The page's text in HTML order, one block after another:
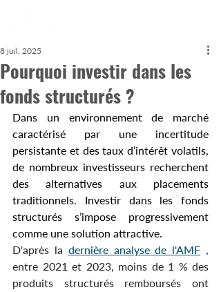
Pourquoi investir dans les
fonds structurés ?
8 juil. 2025
Dans un environnement de marché
caractérisé par une incertitude
persistante et des taux d’intérêt volatils,
de nombreux investisseurs recherchent
des alternatives aux placements
traditionnels. Investir dans les fonds
structurés s’impose progressivement
comme une solution attractive.
D'après la dernière analyse de l'AMF ,
entre 2021 et 2023, moins de 1 % des
produits structurés remboursés ont